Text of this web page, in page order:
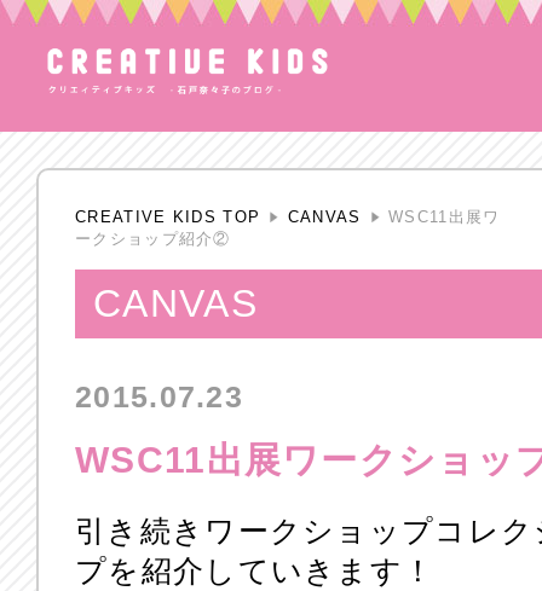
CREATIVE KIDS TOP CANVAS
WSC11出展ワ
ークショップ紹介②
CANVAS
2015.07.23
WSC11出展ワークショッ
引き続きワークショップコレ
プを紹介していきます！